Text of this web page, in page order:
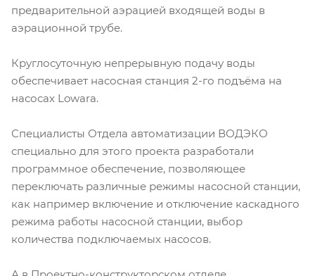
предварительной аэрацией входящей воды в
аэрационной трубе.
Круглосуточную непрерывную подачу воды
обеспечивает насосная станция 2-го подъёма на
насосах Lowara.
Специалисты Отдела автоматизации ВОДЭКО
специально для этого проекта разработали
программное обеспечение, позволяющее
переключать различные режимы насосной станции,
как например включение и отключение каскадного
режима работы насосной станции, выбор
количества подключаемых насосов.